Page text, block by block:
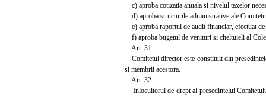
c) aproba cotizatia anuala si nivelul taxelor
d) aproba structurile administrative ale
e) aproba raportul de audit financiar, efectuat
f) aproba bugetul de venituri si cheltuieli al
Art. 31
Comitetul director este constituit din
si membrii acestora.
Art. 32
Inlocuitorul de drept al presedintelui